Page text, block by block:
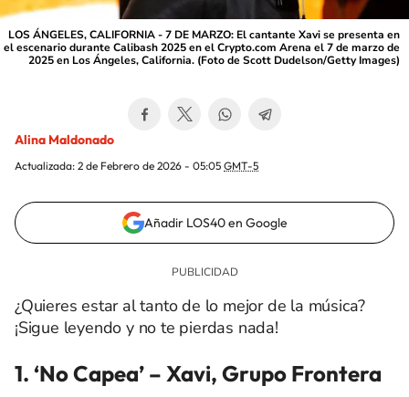
LOS ÁNGELES, CALIFORNIA - 7 DE MARZO: El cantante Xavi se presenta en
el escenario durante Calibash 2025 en el Crypto.com Arena el 7 de marzo de
2025 en Los Ángeles, California. (Foto de Scott Dudelson/Getty Images)
Alina Maldonado
Actualizada: 2 de Febrero de 2026 - 05:05 GMT-5
Añadir LOS40 en Google
¿Quieres estar al tanto de lo mejor de la música?
¡Sigue leyendo y no te pierdas nada!
1. ‘No Capea’ – Xavi, Grupo Frontera